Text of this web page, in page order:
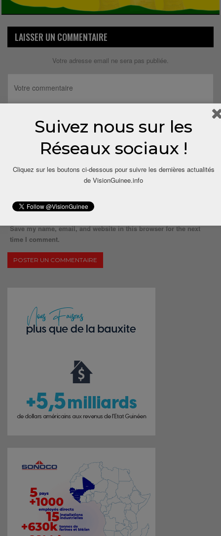
LAISSER UN COMMENTAIRE
Votre adresse email ne sera pas publiée.
Save my name, email, and website in this browser for the next
time I comment.
Suivez nous sur les
Réseaux sociaux !
Cliquez sur les boutons ci-dessous pour suivre les dernières actualités
de VisionGuinee.info